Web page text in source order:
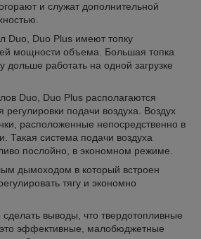
и служат дополнительной
Duo, Duo Plus имеют топку
мощности объема. Большая топка
дольше работать на одной загрузке
Duo, Duo Plus располагаются
регулировки подачи воздуха. Воздух
расположенные непосредственно в
Такая система подачи воздуха
послойно, в экономном режиме.
дымоходом в который встроен
тягу и экономно
выводы, что твердотопливные
эффективные, малобюджетные